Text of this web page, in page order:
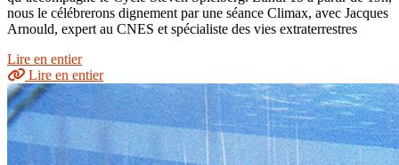
nous le célébrerons dignement par une séance Climax, avec Jacques
Arnould, expert au CNES et spécialiste des vies extraterrestres
Lire en entier
Lire en entier